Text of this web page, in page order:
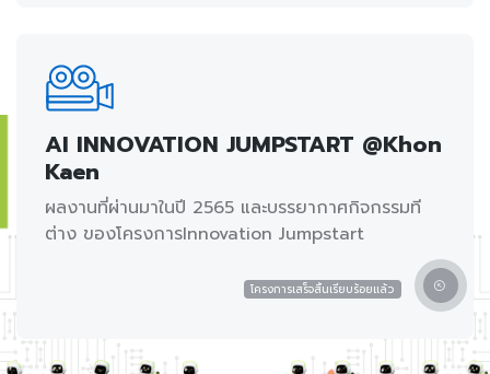
AI INNOVATION JUMPSTART @Khon
Kaen
ผลงานที่ผ่านมาในปี 2565 และบรรยากาศกิจกรรมที
ต่าง ของโครงการInnovation Jumpstart
โครงการเสร็จสิ้นเรียบร้อยแล้ว